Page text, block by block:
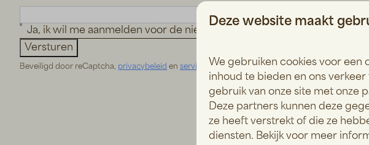
Ja, ik wil me aanmelden voor de nieuwsbrief
Versturen
Beveiligd door reCaptcha, privacybeleid enservicevoorwaardenzijn van toepassing.
Deze website maakt
We gebruiken cookies voor
inhoud te bieden en ons
gebruik van onze site met onze
Deze partners kunnen deze
ze heeft verstrekt of die ze
diensten. Bekijk voor meer